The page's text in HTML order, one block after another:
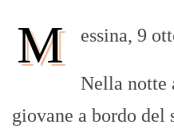
M essina, 9
Nella notte
giovane a bordo del